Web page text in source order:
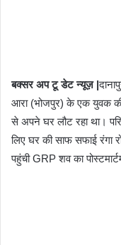
बक्सर अप टू डेट न्यूज़ |
आरा (भोजपुर) के एक युवक की
से अपने घर लौट रहा था।
लिए घर की साफ सफाई रंगा
पहुंची GRP शव का